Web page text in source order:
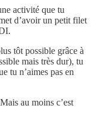
activité que tu
d’avoir un petit filet
tôt possible grâce à
mais très dur), tu
tu n’aimes pas en
au moins c’est